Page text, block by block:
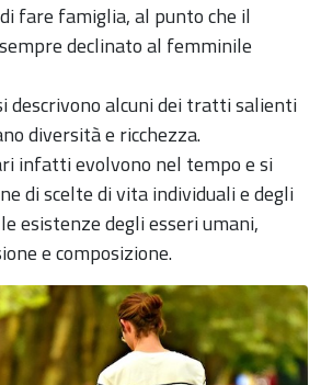
fare famiglia, al punto che il
declinato al femminile
descrivono alcuni dei tratti salienti
diversità e ricchezza.
infatti evolvono nel tempo e si
di scelte di vita individuali e degli
esistenze degli esseri umani,
e composizione.